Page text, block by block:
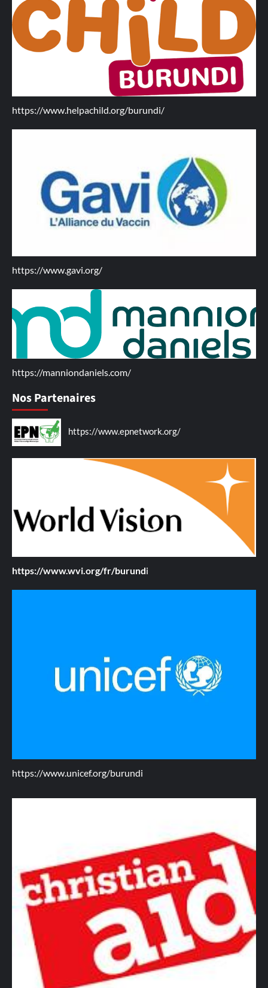
https://www.helpachild.org/burundi/
https://www.gavi.org/
https://manniondaniels.com/
Nos Partenaires
https://www.epnetwork.org/
https://www.wvi.org/fr/burundi
https://www.unicef.org/burundi